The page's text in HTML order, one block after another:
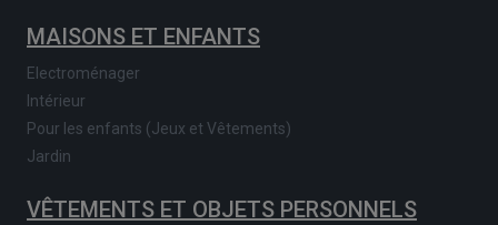
MAISONS ET ENFANTS
Electroménager
Intérieur
Pour les enfants (Jeux et Vêtements)
Jardin
VÊTEMENTS ET OBJETS PERSONNELS